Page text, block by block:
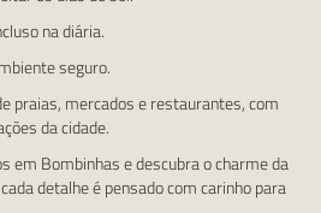
na diária.
seguro.
praias, mercados e restaurantes, com
da cidade.
em Bombinhas e descubra o charme da
detalhe é pensado com carinho para